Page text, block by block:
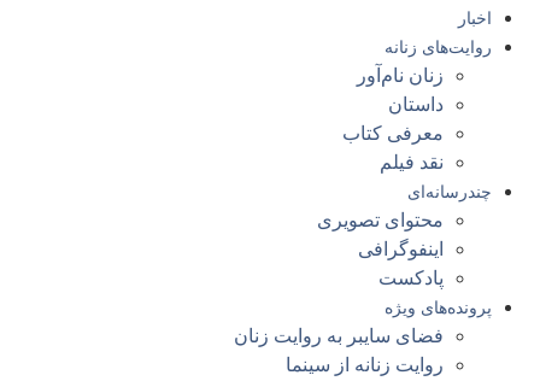
اخبار
روایت‌های زنانه
زنان نام‌آور
داستان
معرفی کتاب
نقد فیلم
چندرسانه‌ای
محتوای تصویری
اینفوگرافی
پادکست
پرونده‌های ویژه
فضای سایبر به روایت زنان
روایت زنانه از سینما